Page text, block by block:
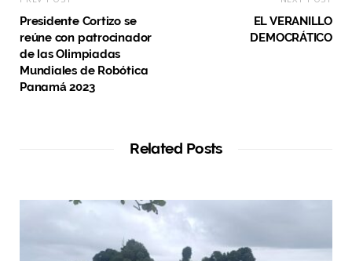
Presidente Cortizo se
reúne con patrocinador
de las Olimpiadas
Mundiales de Robótica
Panamá 2023
EL VERANILLO
DEMOCRÁTICO
Related Posts